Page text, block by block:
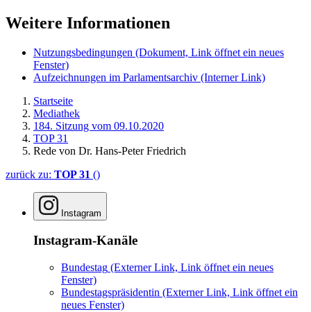
Weitere Informationen
Nutzungsbedingungen (Dokument, Link öffnet ein neues
Fenster)
Aufzeichnungen im Parlamentsarchiv (Interner Link)
Startseite
Mediathek
184. Sitzung vom 09.10.2020
TOP 31
Rede von Dr. Hans-Peter Friedrich
zurück zu: TOP 31 ()
Instagram
Instagram-Kanäle
Bundestag (Externer Link, Link öffnet ein neues
Fenster)
Bundestagspräsidentin (Externer Link, Link öffnet ein
neues Fenster)